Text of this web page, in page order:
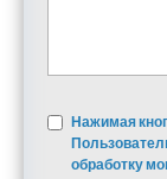
Нажимая
обработку